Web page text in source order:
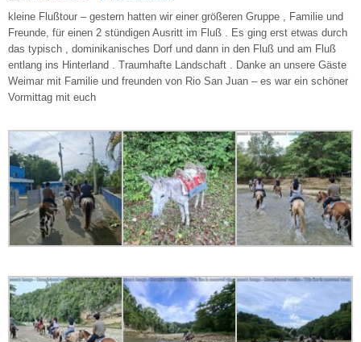
kleine Flußtour – gestern hatten wir einer größeren Gruppe , Familie und
Freunde, für einen 2 stündigen Ausritt im Fluß . Es ging erst etwas durch
das typisch , dominikanisches Dorf und dann in den Fluß und am Fluß
entlang ins Hinterland . Traumhafte Landschaft . Danke an unsere Gäste
Weimar mit Familie und freunden von Rio San Juan – es war ein schöner
Vormittag mit euch